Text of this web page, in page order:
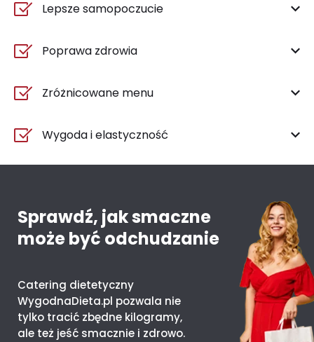
Lepsze samopoczucie
Poprawa zdrowia
Zróżnicowane menu
Wygoda i elastyczność
Sprawdź, jak smaczne
może być odchudzanie
Catering dietetyczny
WygodnaDieta.pl pozwala nie
tylko tracić zbędne kilogramy,
ale też jeść smacznie i zdrowo.